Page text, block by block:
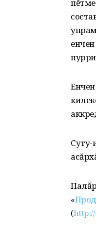
Суту-
«
(